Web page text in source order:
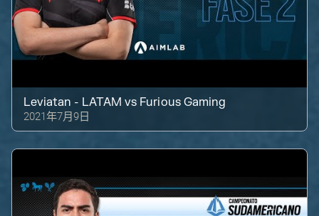
Leviatan - LATAM vs Furious Gaming
2021年7月9日